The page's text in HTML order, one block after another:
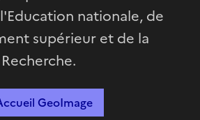
nationale, de
supérieur et de la
Recherche.
GeoImage